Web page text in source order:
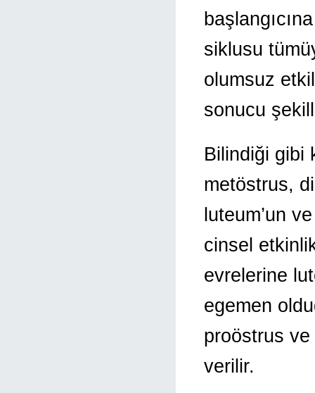
siklusu
olumsuz
sonucu
Bilindiği gibi
metöstrus,
luteum’un
cinsel
evrelerine
egemen
proöstrus
verilir.